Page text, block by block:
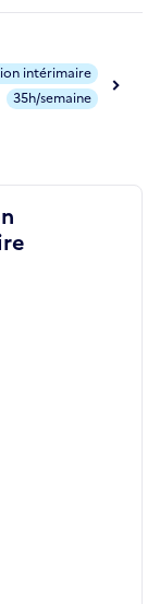
intérimaire
35h/semaine